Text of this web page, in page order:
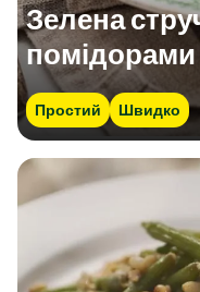
Зелена
Простий Швидко